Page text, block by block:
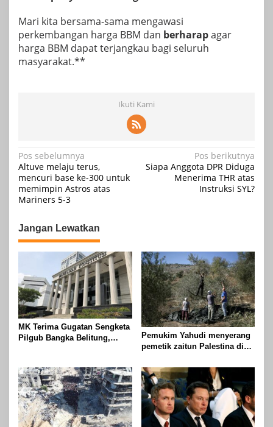
Mari kita bersama-sama mengawasi
perkembangan harga BBM dan berharapagar
harga BBM dapat terjangkau bagi seluruh
masyarakat.**
Ikuti Kami
Navigasi
pos
Pos sebelumnya
Altuve melaju terus,
mencuri base ke-300 untuk
memimpin Astros atas
Mariners 5-3
Pos berikutnya
Siapa Anggota DPR Diduga
Menerima THR atas
Instruksi SYL?
Jangan Lewatkan
MK Terima Gugatan Sengketa
Pilgub Bangka Belitung,
Pemukim Yahudi menyerang
pemetik zaitun Palestina di